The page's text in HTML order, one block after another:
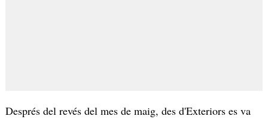
Després del revés del mes de maig, des d'Exteriors es va